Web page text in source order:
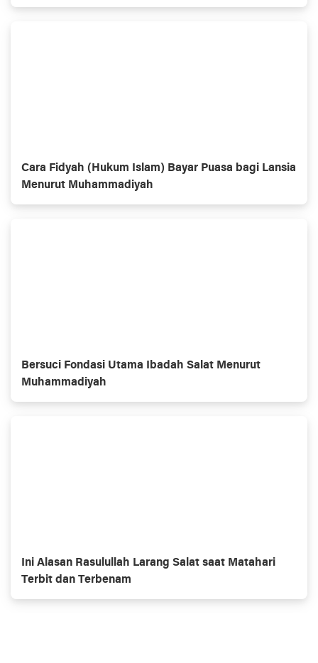
Cara Fidyah (Hukum Islam) Bayar Puasa bagi Lansia
Menurut Muhammadiyah
Bersuci Fondasi Utama Ibadah Salat Menurut
Muhammadiyah
Ini Alasan Rasulullah Larang Salat saat Matahari
Terbit dan Terbenam